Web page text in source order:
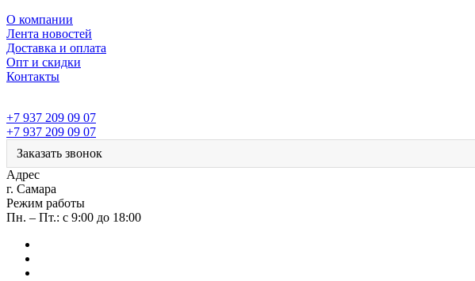
О компании
Лента новостей
Доставка и оплата
Опт и скидки
Контакты
+7 937 209 09 07
+7 937 209 09 07
Заказать звонок
Адрес
г. Самара
Режим работы
Пн. – Пт.: с 9:00 до 18:00